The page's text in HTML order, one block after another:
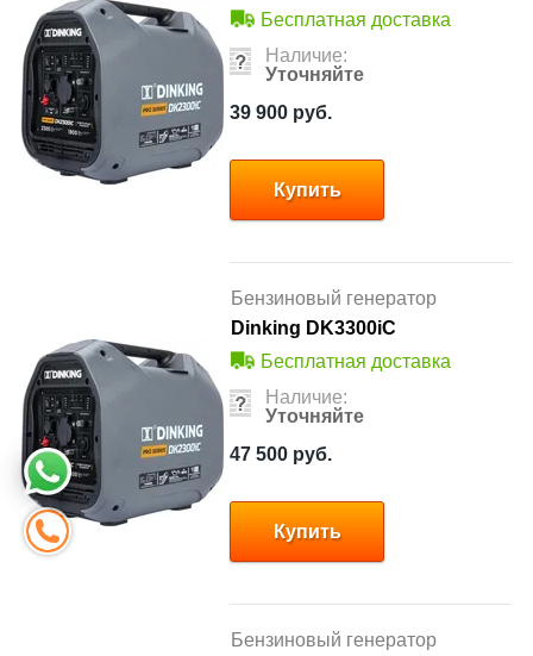
Бесплатная доставка
Наличие:
Уточняйте
39 900 руб.
Купить
Бензиновый генератор
Dinking DK3300iC
Бесплатная доставка
Наличие:
Уточняйте
47 500 руб.
Купить
Бензиновый генератор